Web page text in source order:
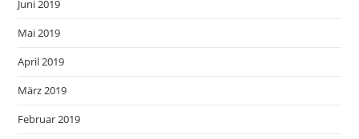
Juni 2019
Mai 2019
April 2019
März 2019
Februar 2019